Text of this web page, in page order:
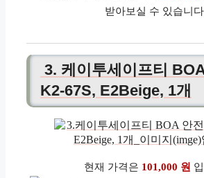
받아보실 수 있습니
3. 케이투세이프티
K2-67S, E2Beige, 1개
현재 가격은 101,000 원